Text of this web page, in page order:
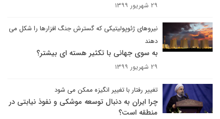
۲۹ شهریور ۱۳۹۹
نیروهای ژئوپولیتیکی که گسترش جنگ افزارها را شکل می
دهند
به سوی جهانی با تکثیر هسته ای بیشتر؟
۲۹ شهریور ۱۳۹۹
تغییر رفتار با تغییر انگیزه ممکن می شود
چرا ایران به دنبال توسعه موشکی و نفوذ نیابتی در
منطقه است؟